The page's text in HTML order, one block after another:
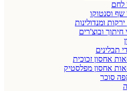
לחם
שף וסנטוקו
ומנדולינות
חיתוך ובוצ'רים
תבלינים
אחסון זכוכית
אחסון מפלסטיק
סוכר